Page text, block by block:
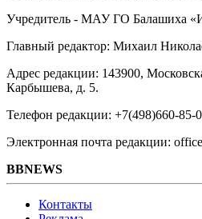
Учредитель - МАУ ГО Балашиха
Главный редактор: Михаил
Адрес редакции: 143900,
Карбышева, д. 5.
Телефон редакции: +7(498)660-85-
Электронная почта редакции:
BBNEWS
Контакты